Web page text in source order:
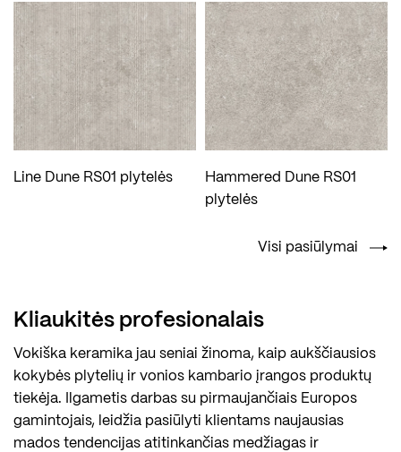
Line Dune RS01 plytelės
Hammered Dune RS01
plytelės
Visi pasiūlymai
Kliaukitės profesionalais
Vokiška keramika jau seniai žinoma, kaip aukščiausios
kokybės plytelių ir vonios kambario įrangos produktų
tiekėja. Ilgametis darbas su pirmaujančiais Europos
gamintojais, leidžia pasiūlyti klientams naujausias
mados tendencijas atitinkančias medžiagas ir